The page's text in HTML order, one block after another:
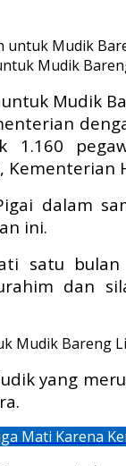
Mudik
1.160
dalam
ini.
satu
dan
yang
Mati Karena